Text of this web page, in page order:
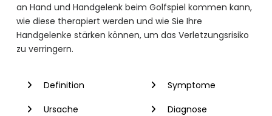
an Hand und Handgelenk beim Golfspiel kommen kann,
wie diese therapiert werden und wie Sie Ihre
Handgelenke stärken können, um das Verletzungsrisiko
zu verringern.
Definition
Ursache
Symptome
Diagnose